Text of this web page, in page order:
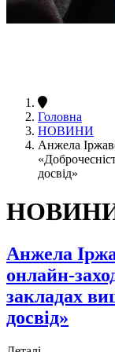
Головна
НОВИНИ
Анжела
досвід»
Анжела
онлайн-
закладах
досвід»